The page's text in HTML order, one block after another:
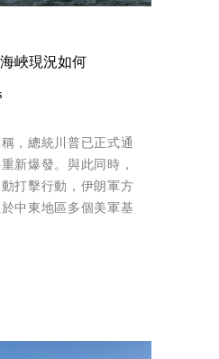
峽現況如何
，總統川普已正式通
新爆發。與此同時，
打擊行動，伊朗軍方
中東地區多個美軍基